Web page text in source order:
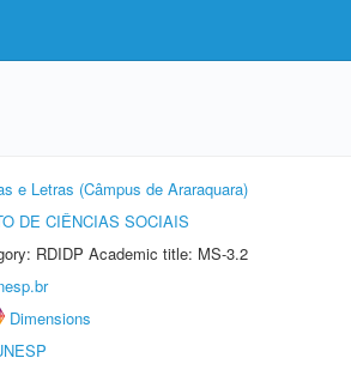
e Letras (Câmpus de Araraquara)
DE CIÊNCIAS SOCIAIS
RDIDP Academic title: MS-3.2
Dimensions